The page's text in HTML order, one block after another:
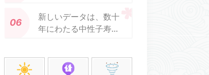
新しいデータは、数十
年にわたる中性子寿命